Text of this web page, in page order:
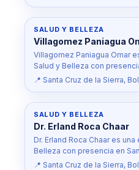
SALUD Y BELLEZA
Villagomez Paniagua
Villagomez Paniagua Omar
Salud y Belleza con
📍 Santa Cruz de la Sierra,
SALUD Y BELLEZA
Dr. Erland Roca Chaar
Dr. Erland Roca Chaar es
Belleza con presencia en
📍 Santa Cruz de la Sierra,